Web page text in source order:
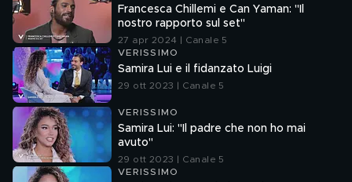
Francesca Chillemi e Can Yaman: "Il
nostro rapporto sul set"
27 apr 2024 | Canale 5
VERISSIMO
Samira Lui e il fidanzato Luigi
29 ott 2023 | Canale 5
VERISSIMO
Samira Lui: "Il padre che non ho mai
avuto"
29 ott 2023 | Canale 5
VERISSIMO